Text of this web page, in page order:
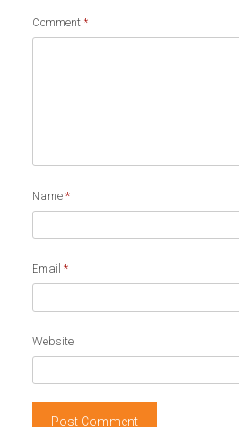
Comment *
Name *
Email *
Website